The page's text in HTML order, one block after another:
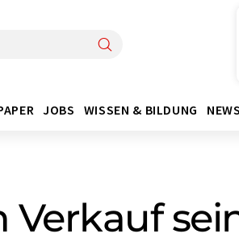
JOBS WISSEN & BILDUNG
Verkauf